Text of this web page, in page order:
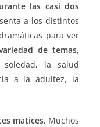
las casi dos
a los distintos
para ver
de temas,
la salud
a la adultez, la
matices. Muchos